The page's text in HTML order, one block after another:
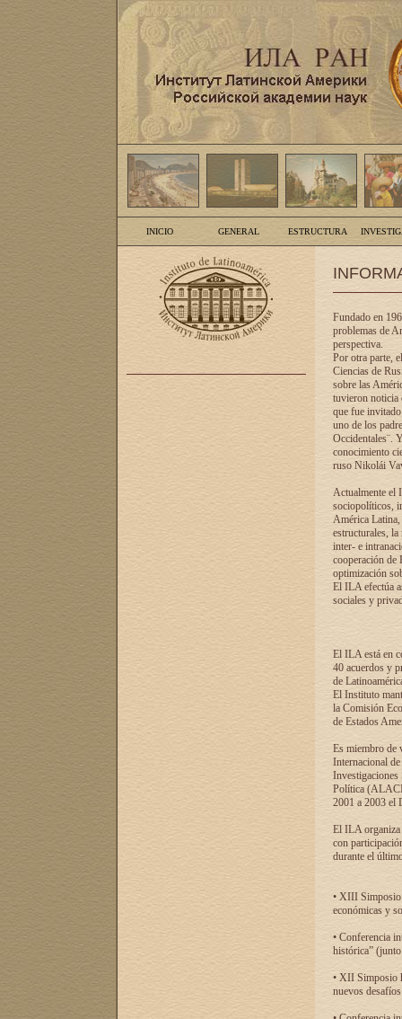
INICIO GENERAL ESTRUCTURA
Fundado en
problemas de
perspectiva.
Por otra parte,
Ciencias de
sobre las
tuvieron noticia
que fue
uno de los
Occidentales¨.
conocimiento
ruso Nikolái
Actualmente el
sociopolíticos,
América Latina,
estructurales,
inter- e
cooperación de
optimización
El ILA efectúa
sociales y
El ILA está en
40 acuerdos y
de
El Instituto
la Comisión
de Estados
Es miembro de
Internacional
Investigaciones
Política
2001 a 2003 el
El ILA organiza
con
durante el
• XIII Simposio
económicas y
• Conferencia
histórica”
• XII Simposio
nuevos